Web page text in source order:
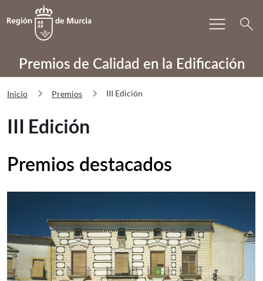
PRECAE III Edición
Volver a
Ir a
menu search
Premios de Calidad en la Edificación
Inicio chevron_right Premios chevron_right III Edición
III Edición
Premios destacados